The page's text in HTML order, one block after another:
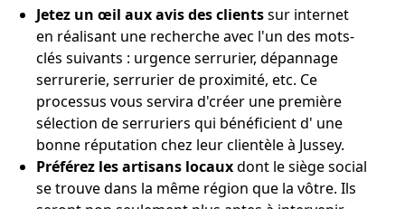
Jetez un œil aux avis des clientssur internet
en réalisant une recherche avec l'un des mots-
clés suivants : urgence serrurier, dépannage
serrurerie, serrurier de proximité, etc. Ce
processus vous servira d'créer une première
sélection de serruriers qui bénéficient d' une
bonne réputation chez leur clientèle à Jussey.
Préférez les artisans locauxdont le siège social
se trouve dans la même région que la vôtre. Ils